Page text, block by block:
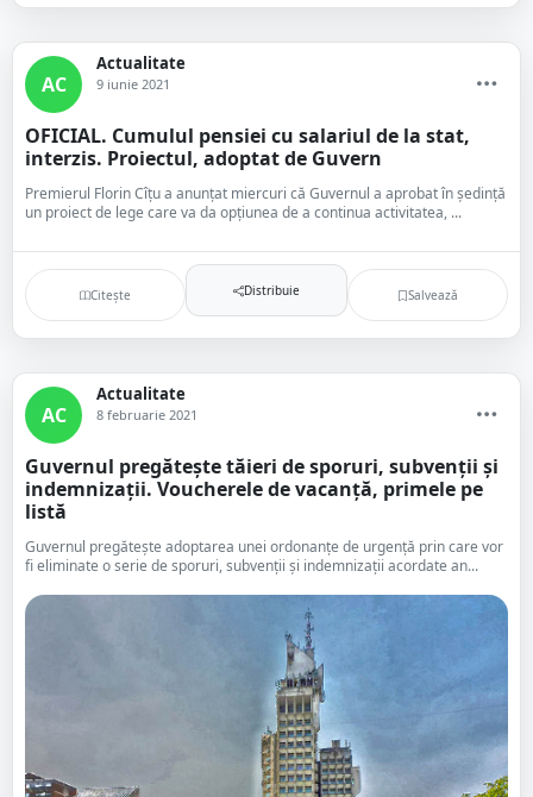
AC
Actualitate
9 iunie 2021
OFICIAL. Cumulul pensiei cu salariul de la stat,
interzis. Proiectul, adoptat de Guvern
Premierul Florin Cîţu a anunţat miercuri că Guvernul a aprobat în şedinţă
un proiect de lege care va da opţiunea de a continua activitatea, ...
Citește Distribuie Salvează
AC
Actualitate
8 februarie 2021
Guvernul pregătește tăieri de sporuri, subvenții și
indemnizații. Voucherele de vacanță, primele pe
listă
Guvernul pregătește adoptarea unei ordonanțe de urgență prin care vor
fi eliminate o serie de sporuri, subvenții și indemnizații acordate an...